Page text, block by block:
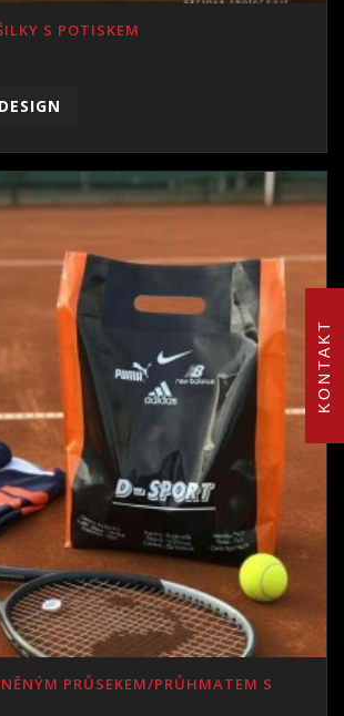
KONTAKT
S POTISKEM
PRŮSEKEM/PRŮHMATEM S